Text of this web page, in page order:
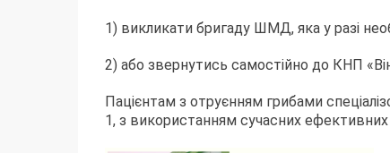
1) викликати бригаду ШМД, яка у разі
2) або звернутись самостійно до КНП
Пацієнтам з отруєнням грибами
1, з використанням сучасних ефективних